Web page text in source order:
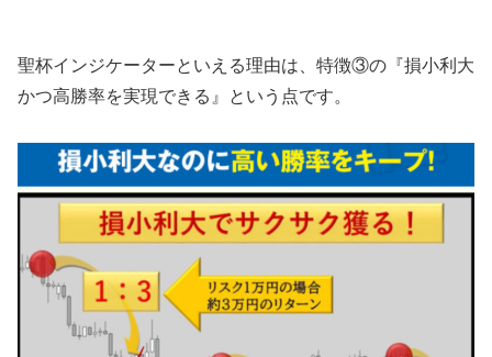
聖杯インジケーターといえる理由は、特徴③の『損小利大
かつ高勝率を実現できる』という点です。